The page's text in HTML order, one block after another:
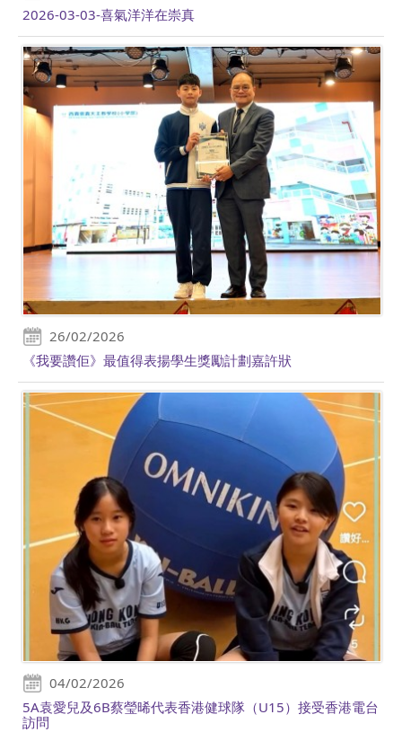
2026-03-03-喜氣洋洋在崇真
26/02/2026
《我要讚佢》最值得表揚學生獎勵計劃嘉許狀
04/02/2026
5A袁愛兒及6B蔡瑩晞代表香港健球隊（U15）接受香港電台
訪問